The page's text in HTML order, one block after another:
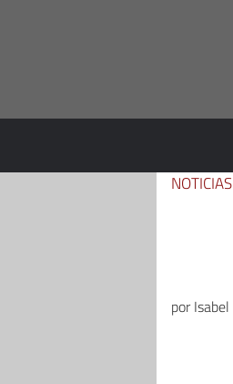
NOTICIAS
porIsabel